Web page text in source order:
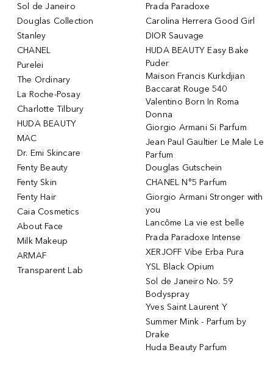
Sol de Janeiro
Douglas Collection
Stanley
CHANEL
Purelei
The Ordinary
La Roche-Posay
Charlotte Tilbury
HUDA BEAUTY
MAC
Dr. Emi Skincare
Fenty Beauty
Fenty Skin
Fenty Hair
Caia Cosmetics
About Face
Milk Makeup
ARMAF
Transparent Lab
Prada Paradoxe
Carolina Herrera Good Girl
DIOR Sauvage
HUDA BEAUTY Easy Bake
Puder
Maison Francis Kurkdjian
Baccarat Rouge 540
Valentino Born In Roma
Donna
Giorgio Armani Si Parfum
Jean Paul Gaultier Le Male Le
Parfum
Douglas Gutschein
CHANEL N°5 Parfum
Giorgio Armani Stronger with
you
Lancôme La vie est belle
Prada Paradoxe Intense
XERJOFF Vibe Erba Pura
YSL Black Opium
Sol de Janeiro No. 59
Bodyspray
Yves Saint Laurent Y
Summer Mink - Parfum by
Drake
Huda Beauty Parfum